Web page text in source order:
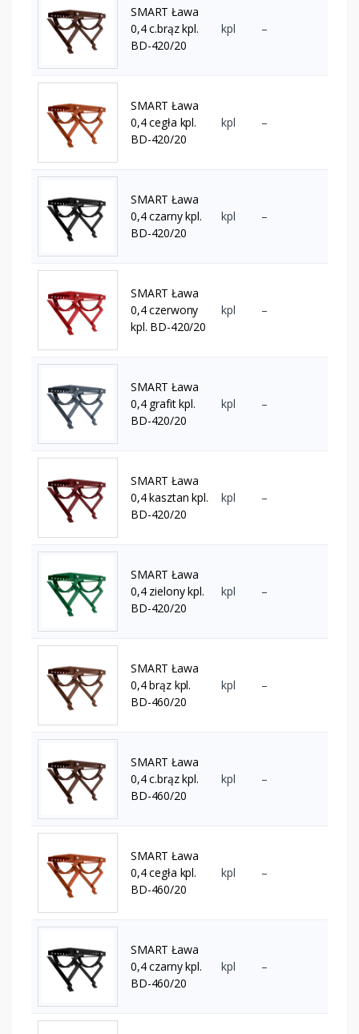
SMART Ława
0,4 c.brąz kpl.
BD-420/20
kpl –
SMART Ława
0,4 cegła kpl.
BD-420/20
kpl –
SMART Ława
0,4 czarny kpl.
BD-420/20
kpl –
SMART Ława
0,4 czerwony
kpl. BD-420/20
kpl –
SMART Ława
0,4 grafit kpl.
BD-420/20
kpl –
SMART Ława
0,4 kasztan kpl.
BD-420/20
kpl –
SMART Ława
0,4 zielony kpl.
BD-420/20
kpl –
SMART Ława
0,4 brąz kpl.
BD-460/20
kpl –
SMART Ława
0,4 c.brąz kpl.
BD-460/20
kpl –
SMART Ława
0,4 cegła kpl.
BD-460/20
kpl –
SMART Ława
0,4 czarny kpl.
BD-460/20
kpl –